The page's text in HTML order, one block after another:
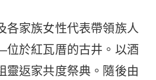
各家族女性代表帶領族人
於紅瓦厝的古井。以酒
靈返家共度祭典。隨後由